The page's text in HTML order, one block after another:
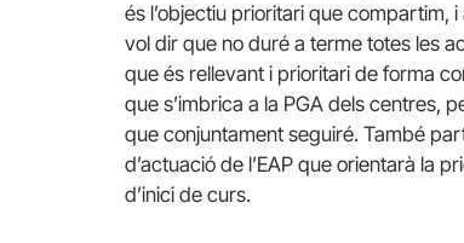
és l’objectiu prioritari que compartim,
vol dir que no duré a terme totes les
que és rellevant i prioritari de forma
que s’imbrica a la PGA dels centres,
que conjuntament seguiré. També
d’actuació de l’EAP que orientarà la
d’inici de curs.